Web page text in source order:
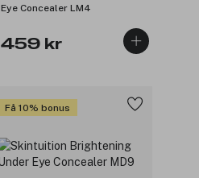
Eye Concealer LM4
459 kr
Få 10% bonus